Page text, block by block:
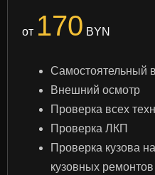
от 170 BYN
Самостоятельный
Внешний осмотр
Проверка всех
Проверка ЛКП
Проверка кузова
кузовных ремонтов